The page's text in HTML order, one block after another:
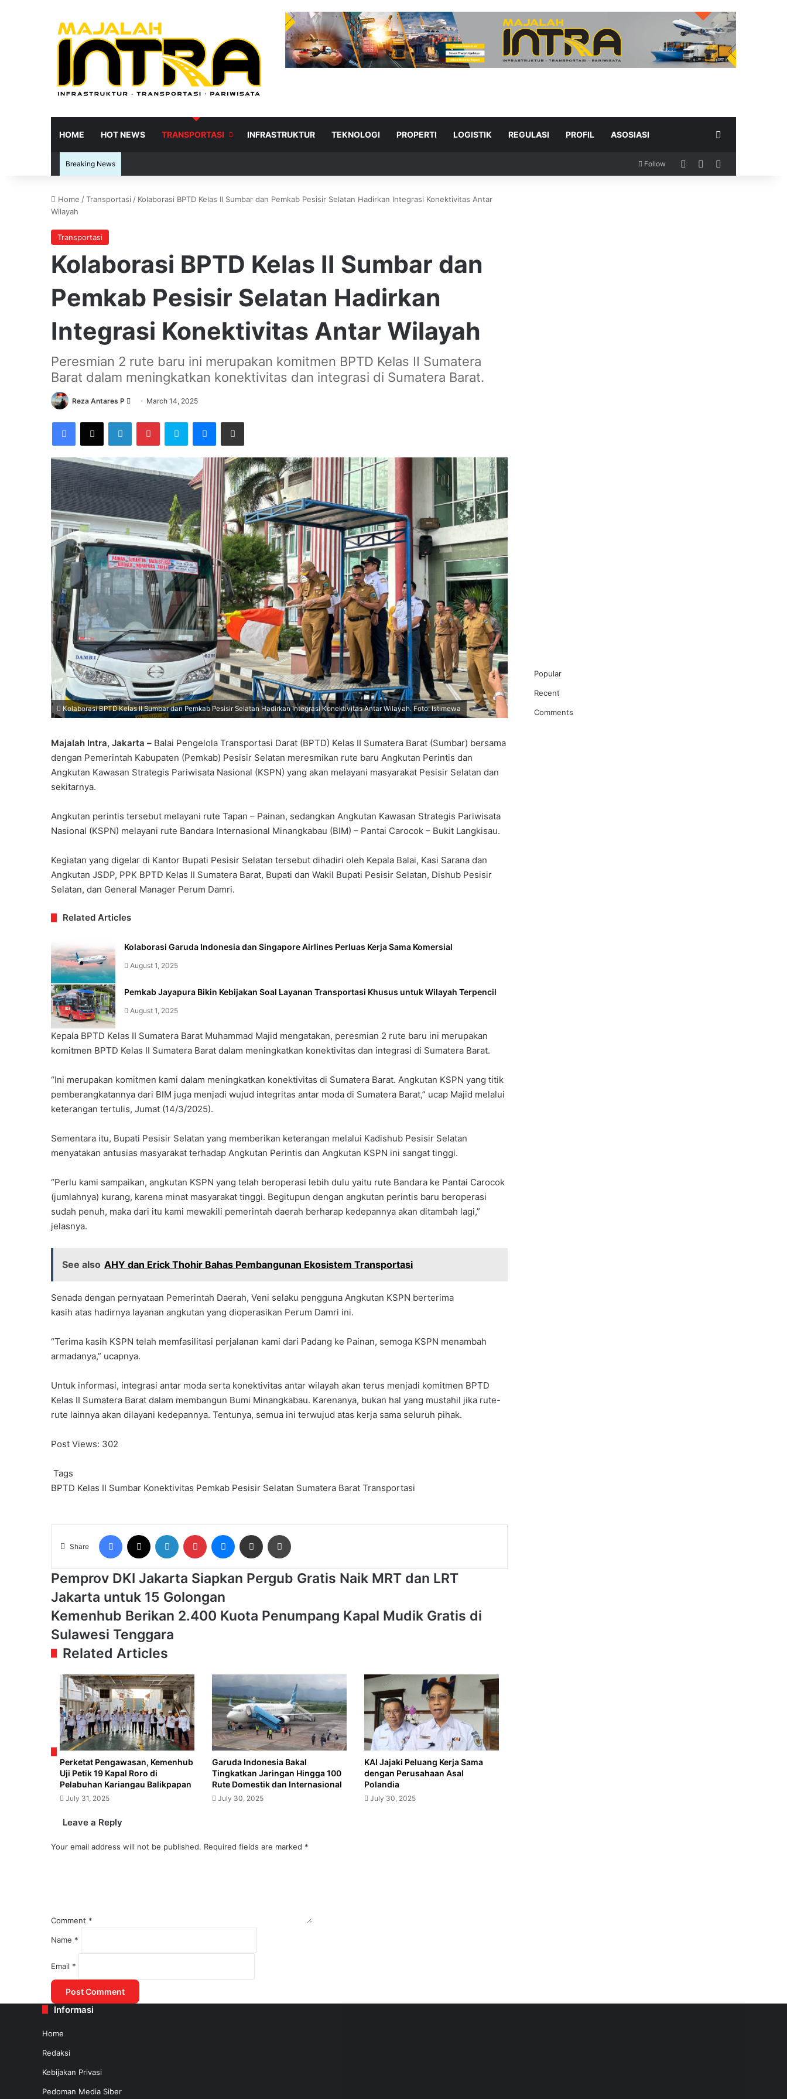
HOME HOT NEWS TRANSPORTASI INFRASTRUKTUR TEKNOLOGI PROPERTI LOGISTIK REGULASI PROFIL ASOSIASI
Breaking News Follow Log InRandom Article
Home /Transportasi / Kolaborasi BPTD Kelas II Sumbar dan Pemkab Pesisir Selatan Hadirkan Integrasi Konektivitas Antar
Wilayah
Transportasi
Kolaborasi BPTD Kelas II Sumbar dan
Pemkab Pesisir Selatan Hadirkan
Integrasi Konektivitas Antar Wilayah
Peresmian 2 rute baru ini merupakan komitmen BPTD Kelas II Sumatera
Barat dalam meningkatkan konektivitas dan integrasi di Sumatera Barat.
Reza Antares P
Send
email
March 14, 2025
Facebook
X LinkedInPinterestSkype Messenger
Share via Email
Kolaborasi BPTD Kelas II Sumbar dan Pemkab Pesisir Selatan Hadirkan Integrasi Konektivitas Antar Wilayah. Foto: Istimewa
Majalah Intra, Jakarta – Balai Pengelola Transportasi Darat (BPTD) Kelas II Sumatera Barat (Sumbar) bersama
dengan Pemerintah Kabupaten (Pemkab) Pesisir Selatan meresmikan rute baru Angkutan Perintis dan
Angkutan Kawasan Strategis Pariwisata Nasional (KSPN) yang akan melayani masyarakat Pesisir Selatan dan
sekitarnya.
Angkutan perintis tersebut melayani rute Tapan – Painan, sedangkan Angkutan Kawasan Strategis Pariwisata
Nasional (KSPN) melayani rute Bandara Internasional Minangkabau (BIM) – Pantai Carocok – Bukit Langkisau.
Kegiatan yang digelar di Kantor Bupati Pesisir Selatan tersebut dihadiri oleh Kepala Balai, Kasi Sarana dan
Angkutan JSDP, PPK BPTD Kelas II Sumatera Barat, Bupati dan Wakil Bupati Pesisir Selatan, Dishub Pesisir
Selatan, dan General Manager Perum Damri.
Related Articles
Kolaborasi Garuda Indonesia dan Singapore Airlines Perluas Kerja Sama Komersial
August 1, 2025
Pemkab Jayapura Bikin Kebijakan Soal Layanan Transportasi Khusus untuk Wilayah Terpencil
August 1, 2025
Kepala BPTD Kelas II Sumatera Barat Muhammad Majid mengatakan, peresmian 2 rute baru ini merupakan
komitmen BPTD Kelas II Sumatera Barat dalam meningkatkan konektivitas dan integrasi di Sumatera Barat.
“Ini merupakan komitmen kami dalam meningkatkan konektivitas di Sumatera Barat. Angkutan KSPN yang titik
pemberangkatannya dari BIM juga menjadi wujud integritas antar moda di Sumatera Barat,” ucap Majid melalui
keterangan tertulis, Jumat (14/3/2025).
Sementara itu, Bupati Pesisir Selatan yang memberikan keterangan melalui Kadishub Pesisir Selatan
menyatakan antusias masyarakat terhadap Angkutan Perintis dan Angkutan KSPN ini sangat tinggi.
“Perlu kami sampaikan, angkutan KSPN yang telah beroperasi lebih dulu yaitu rute Bandara ke Pantai Carocok
(jumlahnya) kurang, karena minat masyarakat tinggi. Begitupun dengan angkutan perintis baru beroperasi
sudah penuh, maka dari itu kami mewakili pemerintah daerah berharap kedepannya akan ditambah lagi,”
jelasnya.
See also AHY dan Erick Thohir Bahas Pembangunan Ekosistem Transportasi
Senada dengan pernyataan Pemerintah Daerah, Veni selaku pengguna Angkutan KSPN berterima
kasih atas hadirnya layanan angkutan yang dioperasikan Perum Damri ini.
“Terima kasih KSPN telah memfasilitasi perjalanan kami dari Padang ke Painan, semoga KSPN menambah
armadanya,” ucapnya.
Untuk informasi, integrasi antar moda serta konektivitas antar wilayah akan terus menjadi komitmen BPTD
Kelas II Sumatera Barat dalam membangun Bumi Minangkabau. Karenanya, bukan hal yang mustahil jika rute-
rute lainnya akan dilayani kedepannya. Tentunya, semua ini terwujud atas kerja sama seluruh pihak.
Post Views: 302
Tags
BPTD Kelas II Sumbar Konektivitas Pemkab Pesisir Selatan Sumatera Barat Transportasi
Share
Facebook LinkedIn Pinterest Messenger
Share via Email
Kemenhub Lakukan Kajian untuk Mereduksi Tingginya Biaya Transportasi
Pemprov
Jakarta
Siapkan
Pergub
Gratis
Naik
MRT
dan
LRT
Jakarta
untuk
Golongan
Pemprov DKI Jakarta Siapkan Pergub Gratis Naik MRT dan LRT
Jakarta untuk 15 Golongan
Kemenhub
Berikan
2.400
Kuota
Penumpang
Kapal
Mudik
Gratis
Sulawesi
Tenggara
Kemenhub Berikan 2.400 Kuota Penumpang Kapal Mudik Gratis di
Sulawesi Tenggara
Related Articles
Perketat Pengawasan, Kemenhub
Uji Petik 19 Kapal Roro di
Pelabuhan Kariangau Balikpapan
July 31, 2025
Garuda Indonesia Bakal
Tingkatkan Jaringan Hingga 100
Rute Domestik dan Internasional
July 30, 2025
KAI Jajaki Peluang Kerja Sama
dengan Perusahaan Asal
Polandia
July 30, 2025
Leave a Reply
Your email address will not be published. Required fields are marked *
Comment *
Name *
Email *
Popular
Recent
Comments
Informasi
Home
Redaksi
Kebijakan Privasi
Pedoman Media Siber